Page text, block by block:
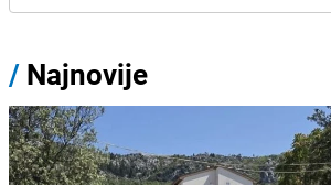
/ Najnovije